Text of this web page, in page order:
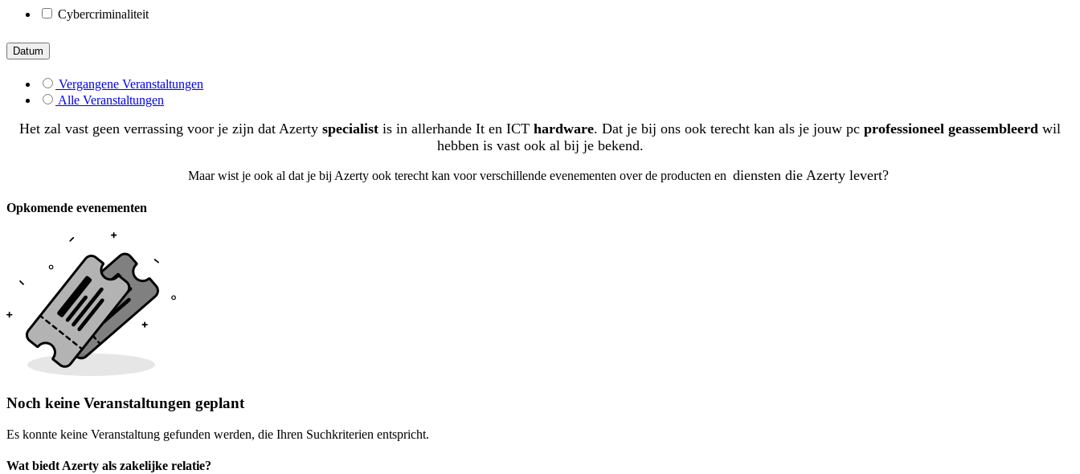
Cybercriminaliteit
Datum
Vergangene Veranstaltungen
Alle Veranstaltungen
Het zal vast geen verrassing voor je zijn dat Azerty specialist is in allerhande It en ICT hardware. Dat je bij ons ook terecht kan als je jouw pc professioneel geassembleerd wil
hebben is vast ook al bij je bekend.
Maar wist je ook al dat je bij Azerty ook terecht kan voor verschillende evenementen over de producten en diensten die Azerty levert?
Opkomende evenementen
Noch keine Veranstaltungen geplant
Es konnte keine Veranstaltung gefunden werden, die Ihren Suchkriterien entspricht.
Wat biedt Azerty als zakelijke relatie?